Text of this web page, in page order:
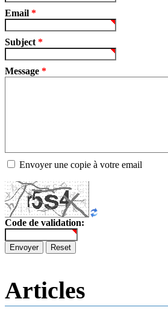
Email *
Subject *
Message *
Envoyer une copie à votre email
Code de validation:
Envoyer Reset
Articles